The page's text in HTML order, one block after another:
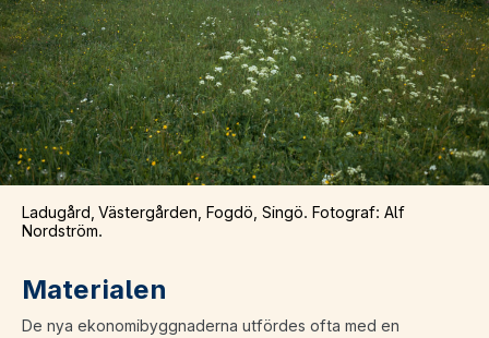
Ladugård, Västergården, Fogdö, Singö. Fotograf: Alf
Nordström.
Materialen
De nya ekonomibyggnaderna utfördes ofta med en